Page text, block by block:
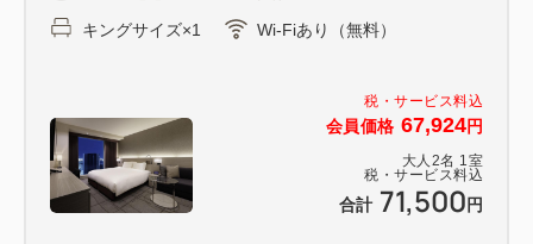
税・サービス料込
会員価格 67,924円
大人 2名 1 室
税・サービス料込
合計 71,500円
キングサイズ×1 Wi-Fiあり（無料）